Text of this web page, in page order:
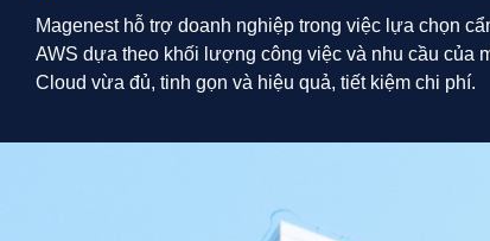
Magenest hỗ trợ doanh nghiệp trong việc lựa chọn
AWS dựa theo khối lượng công việc và nhu cầu của
Cloud vừa đủ, tinh gọn và hiệu quả, tiết kiệm chi phí.